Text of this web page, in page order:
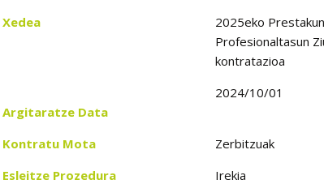
Xedea
2025eko
Profesionaltasun
kontratazioa
Argitaratze Data
2024/10/01
Kontratu Mota
Zerbitzuak
Esleitze Prozedura
Irekia